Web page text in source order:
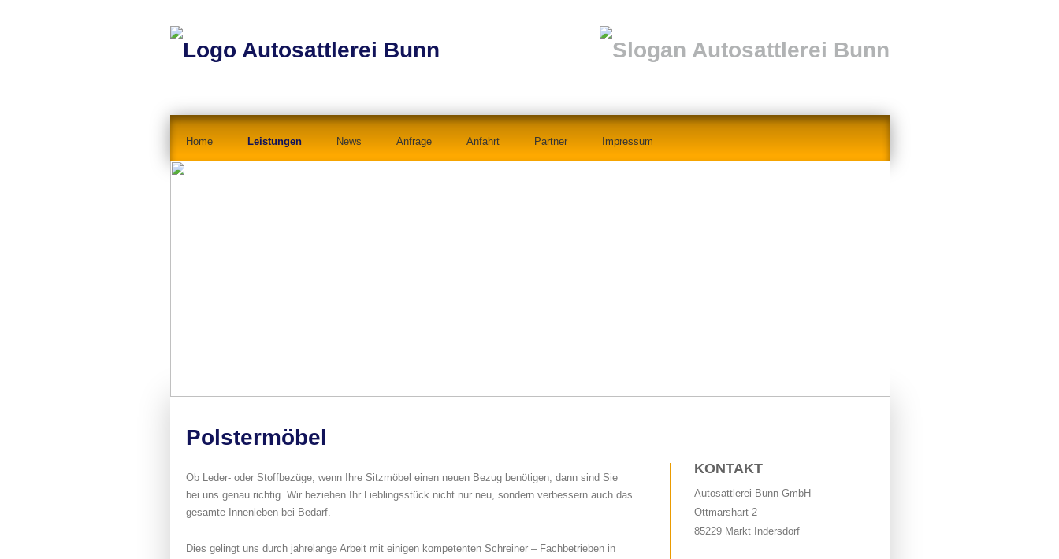
Skip to content
Home
Leistungen News Anfrage Anfahrt Partner Impressum
Polstermöbel
Ob Leder- oder Stoffbezüge, wenn Ihre Sitzmöbel einen neuen Bezug benötigen, dann sind Sie
bei uns genau richtig. Wir beziehen Ihr Lieblingsstück nicht nur neu, sondern verbessern auch das
gesamte Innenleben bei Bedarf.
Dies gelingt uns durch jahrelange Arbeit mit einigen kompetenten Schreiner – Fachbetrieben in
KONTAKT
Autosattlerei Bunn GmbH
Ottmarshart 2
85229 Markt Indersdorf